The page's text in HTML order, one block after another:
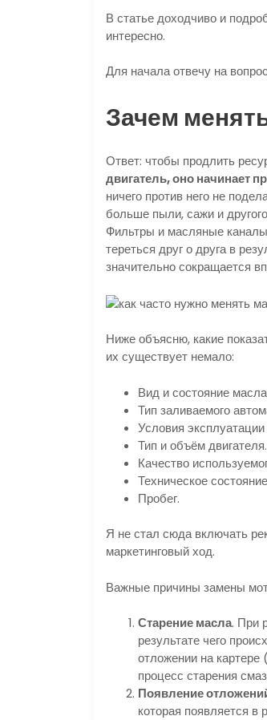
В статье доходчиво и
интересно.
Для начала отвечу на
Зачем
Ответ: чтобы продлить
двигатель, оно начинает
ничего против него не
больше пыли, сажи и
Фильтры и масляные
тереться друг о друга в
значительно сокращается
Ниже объясню, какие
их существует немало:
Вид и состояние
Тип заливаемого
Условия
Тип и объём двигателя.
Качество
Техническое
Пробег.
Я не стал сюда включать
маркетинговый ход.
Важные причины замены
Старение масла. При
результате чего
отложении на
процесс старения
Появление
которая появляется